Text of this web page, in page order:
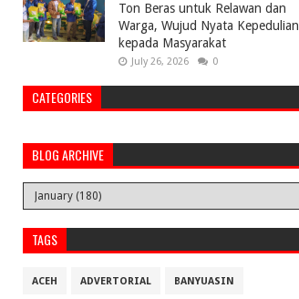
Ton Beras untuk Relawan dan
Warga, Wujud Nyata Kepedulian
kepada Masyarakat
July 26, 2026 0
CATEGORIES
BLOG ARCHIVE
TAGS
ACEH ADVERTORIAL BANYUASIN